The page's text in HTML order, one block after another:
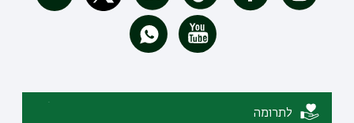
לתרומה